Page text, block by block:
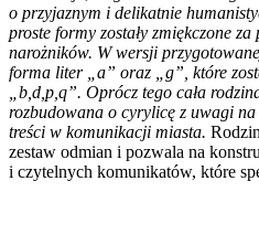
o przyjaznym i delikatnie
proste formy zostały zmiękczone
narożników. W wersji
forma liter „a” oraz „g”, które
„b,d,p,q”. Oprócz tego cała
rozbudowana o cyrylicę z uwagi
treści w komunikacji miasta.
zestaw odmian i pozwala na
i czytelnych komunikatów, które